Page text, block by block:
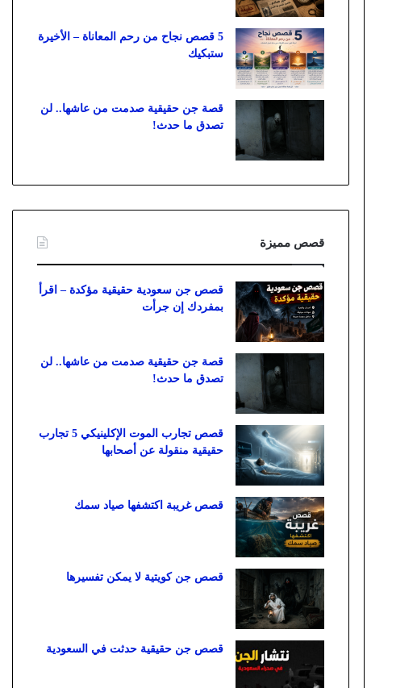
5 قصص نجاح من رحم المعاناة – الأخيرة
ستبكيك
قصة جن حقيقية صدمت من عاشها.. لن
تصدق ما حدث!
قصص مميزة
قصص جن سعودية حقيقية مؤكدة – اقرأ
بمفردك إن جرأت
قصة جن حقيقية صدمت من عاشها.. لن
تصدق ما حدث!
قصص تجارب الموت الإكلينيكي 5 تجارب
حقيقية منقولة عن أصحابها
قصص غريبة اكتشفها صياد سمك
قصص جن كويتية لا يمكن تفسيرها
قصص جن حقيقية حدثت في السعودية